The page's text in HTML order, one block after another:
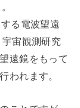
る電波望遠
宙観測研究
遠鏡をもって
われます。